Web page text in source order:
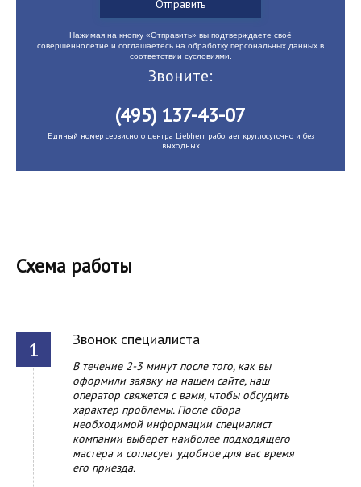
Нажимая на кнопку «Отправить» вы подтверждаете своё
совершеннолетие и соглашаетесь на обработку персональных данных в
соответствии сусловиями.
Звоните:
(495) 137-43-07
Единый номер сервисного центра Liebherr работает круглосуточно и без
выходных
Схема работы
Звонок специалиста
В течение 2-3 минут после того, как вы
оформили заявку на нашем сайте, наш
оператор свяжется с вами, чтобы обсудить
характер проблемы. После сбора
необходимой информации специалист
компании выберет наиболее подходящего
мастера и согласует удобное для вас время
его приезда.